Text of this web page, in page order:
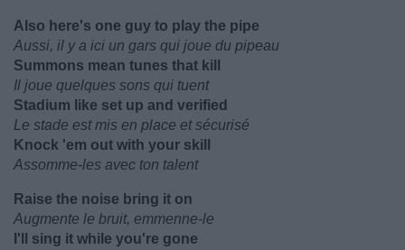
Also here's one guy to play the pipe
Aussi, il y a ici un gars qui joue du pipeau
Summons mean tunes that kill
Il joue quelques sons qui tuent
Stadium like set up and verified
Le stade est mis en place et sécurisé
Knock 'em out with your skill
Assomme-les avec ton talent
Raise the noise bring it on
Augmente le bruit, emmenne-le
I'll sing it while you're gone